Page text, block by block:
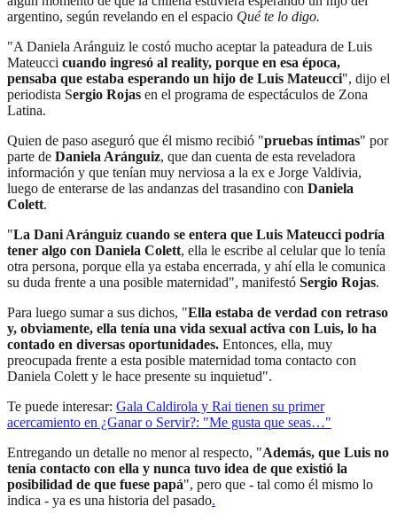
argentino, según revelando en el espacio Qué te lo digo.
"A Daniela Aránguiz le costó mucho aceptar la pateadura de Luis
Mateucci cuando ingresó al reality, porque en esa época,
pensaba que estaba esperando un hijo de Luis Mateucci", dijo el
periodista Sergio Rojas en el programa de espectáculos de Zona
Latina.
Quien de paso aseguró que él mismo recibió "pruebas íntimas" por
parte de Daniela Aránguiz, que dan cuenta de esta reveladora
información y que tenían muy nerviosa a la ex e Jorge Valdivia,
luego de enterarse de las andanzas del trasandino con Daniela
Colett.
"La Dani Aránguiz cuando se entera que Luis Mateucci podría
tener algo con Daniela Colett, ella le escribe al celular que lo tenía
otra persona, porque ella ya estaba encerrada, y ahí ella le comunica
su duda frente a una posible maternidad", manifestó Sergio Rojas.
Para luego sumar a sus dichos, "Ella estaba de verdad con retraso
y, obviamente, ella tenía una vida sexual activa con Luis, lo ha
contado en diversas oportunidades. Entonces, ella, muy
preocupada frente a esta posible maternidad toma contacto con
Daniela Colett y le hace presente su inquietud".
Te puede interesar: Gala Caldirola y Rai tienen su primer
acercamiento en ¿Ganar o Servir?: "Me gusta que seas…"
Entregando un detalle no menor al respecto, "Además, que Luis no
tenía contacto con ella y nunca tuvo idea de que existió la
posibilidad de que fuese papá", pero que - tal como él mismo lo
indica - ya es una historia del pasado.